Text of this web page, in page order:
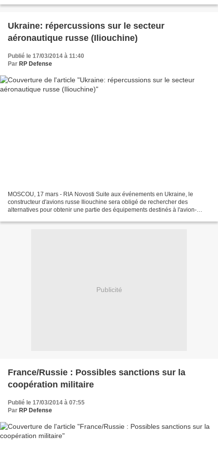
Ukraine: répercussions sur le secteur
aéronautique russe (Iliouchine)
Publié le 17/03/2014 à 11:40
Par RP Defense
MOSCOU, 17 mars - RIA Novosti Suite aux événements en Ukraine, le
constructeur d'avions russe Iliouchine sera obligé de rechercher des
alternatives pour obtenir une partie des équipements destinés à l'avion-
Publicité
France/Russie : Possibles sanctions sur la
coopération militaire
Publié le 17/03/2014 à 07:55
Par RP Defense